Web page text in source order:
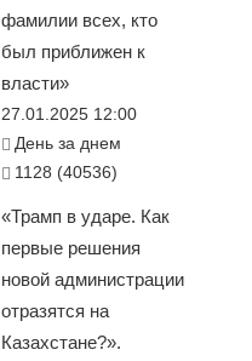
фамилии всех, кто
был приближен к
власти»
27.01.2025 12:00
День за днем
1128 (40536)
«Трамп в ударе. Как
первые решения
новой администрации
отразятся на
Казахстане?».